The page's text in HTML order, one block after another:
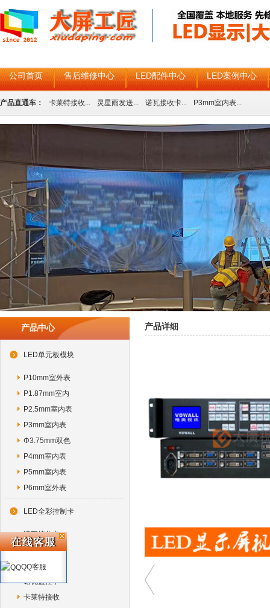
公司首页 售后维修中心 LED配件中心 LED案例中心
产品直通车： 卡莱特接收... 灵星雨发送... 诺瓦接收卡... P3mm室内表...
产品中心
LED单元板模块
P10mm室外表
P1.87mm室内
P2.5mm室内表
P3mm室内表
Φ3.75mm双色
P4mm室内表
P5mm室内表
P6mm室外表
LED全彩控制卡
诺瓦接收卡
诺瓦独立控
诺瓦光纤转
诺瓦监控卡
卡莱特接收
产品详细
QQ客服